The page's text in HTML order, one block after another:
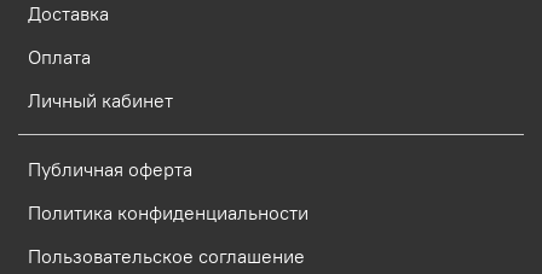
Доставка
Оплата
Личный кабинет
Публичная оферта
Политика конфиденциальности
Пользовательское соглашение